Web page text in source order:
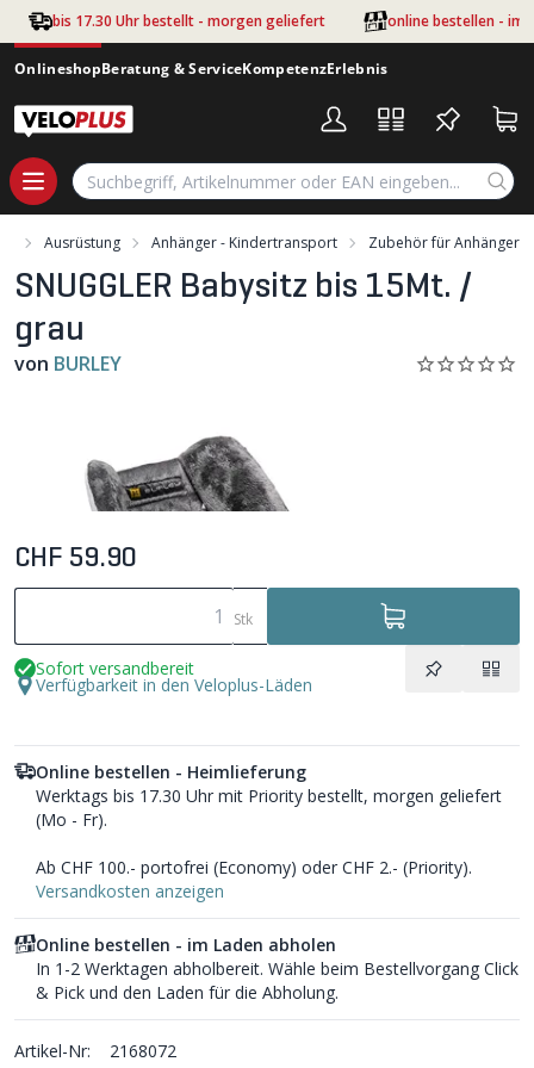
Zum Hauptinhalt springen
bis 17.30 Uhr bestellt - morgen geliefert online bestellen - im
OnlineshopBeratung & ServiceKompetenzErlebnis
Ausrüstung Anhänger - Kindertransport Zubehör für Anhänger
SNUGGLER Babysitz bis 15Mt. /
grau
von BURLEY
CHF 59.90
Stk
Sofort versandbereit
Verfügbarkeit in den Veloplus-Läden
Online bestellen - Heimlieferung
Werktags bis 17.30 Uhr mit Priority bestellt, morgen geliefert
(Mo - Fr).
Ab CHF 100.- portofrei (Economy) oder CHF 2.- (Priority).
Versandkosten anzeigen
Online bestellen - im Laden abholen
In 1-2 Werktagen abholbereit. Wähle beim Bestellvorgang Click
& Pick und den Laden für die Abholung.
Artikel-Nr: 2168072